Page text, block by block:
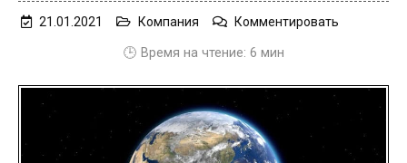
21.01.2021 Компания Комментировать
делает
Nike
будущего
🕒 Время на чтение: 6 мин